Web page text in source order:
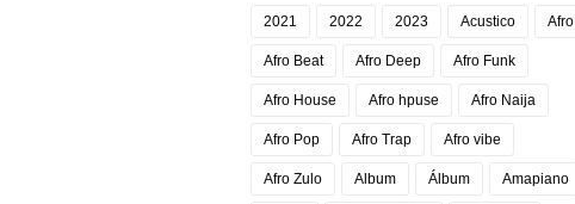
2021 2022 2023 Acustico Afro
Afro Beat Afro Deep Afro Funk
Afro House Afro hpuse Afro Naija
Afro Pop Afro Trap Afro vibe
Afro Zulo Album Álbum Amapiano